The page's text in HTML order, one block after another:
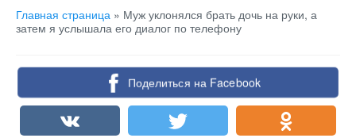
Главная страница » Муж уклонялся брать дочь на руки, а
затем я услышала его диалог по телефону
Поделиться на Facebook